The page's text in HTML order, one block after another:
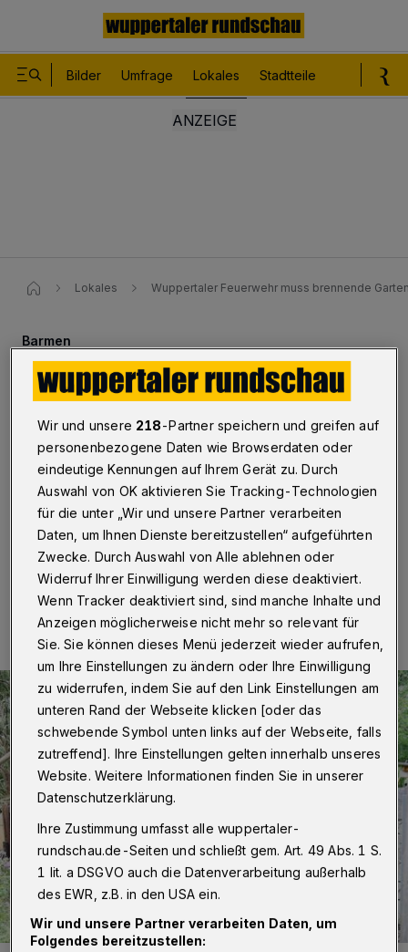
Bilder Umfrage Lokales Stadtteile
Lokales Wuppertaler Feuerwehr muss brennende
Barmen
Feuerwehr muss brennende
Gartenlaube löschen
Wuppertal· Erneut stand an der Wuppermannstraße
eine Gartenlaube in Brand. Augenzeugen hatten die
Feuerwehr am Dienstag (10. Mai 2022) gegen 13:15
Uhr informiert.
11.05.2022 , 11:46 Uhr Eine Minute Lesezeit
Wir und unsere 218-Partner speichern und greifen auf
personenbezogene Daten wie Browserdaten oder
eindeutige Kennungen auf Ihrem Gerät zu. Durch
Auswahl von OK aktivieren Sie Tracking-Technologien
für die unter „Wir und unsere Partner verarbeiten
Daten, um Ihnen Dienste bereitzustellen“ aufgeführten
Zwecke. Durch Auswahl von Alle ablehnen oder
Widerruf Ihrer Einwilligung werden diese deaktiviert.
Wenn Tracker deaktiviert sind, sind manche Inhalte und
Anzeigen möglicherweise nicht mehr so relevant für
Sie. Sie können dieses Menü jederzeit wieder aufrufen,
um Ihre Einstellungen zu ändern oder Ihre Einwilligung
zu widerrufen, indem Sie auf den Link Einstellungen am
unteren Rand der Webseite klicken [oder das
schwebende Symbol unten links auf der Webseite, falls
zutreffend]. Ihre Einstellungen gelten innerhalb unseres
Website. Weitere Informationen finden Sie in unserer
Datenschutzerklärung.
Ihre Zustimmung umfasst alle wuppertaler-
rundschau.de-Seiten und schließt gem. Art. 49 Abs. 1 S.
1 lit. a DSGVO auch die Datenverarbeitung außerhalb
des EWR, z.B. in den USA ein.
Wir und unsere Partner verarbeiten Daten, um
Folgendes bereitzustellen: